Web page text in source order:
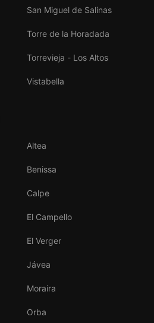
San Miguel de Salinas
Torre de la Horadada
Torrevieja - Los Altos
Vistabella
Altea
Benissa
Calpe
El Campello
El Verger
Jávea
Moraira
Orba